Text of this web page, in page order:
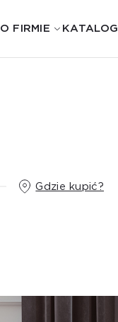
O FIRMIE KATALOG
Gdzie kupić?